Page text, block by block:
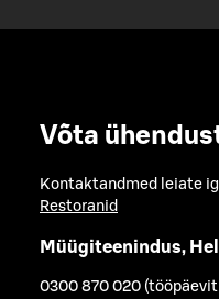
Võta
Kontaktandmed leiate
Restoranid
Müügiteenindus,
0300 870 020